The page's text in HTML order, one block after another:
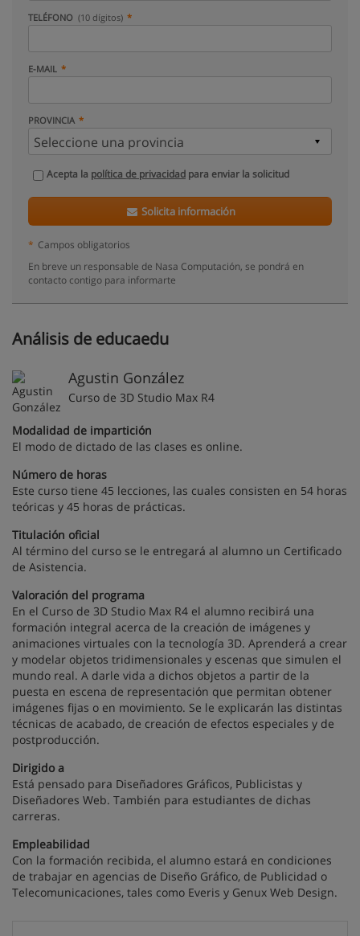
TELÉFONO (10 dígitos)
E-MAIL
PROVINCIA
Acepta la política de privacidad para enviar la solicitud
Solicita información
* Campos obligatorios
En breve un responsable de Nasa Computación, se pondrá en
contacto contigo para informarte
Análisis de educaedu
Agustin González
Curso de 3D Studio Max R4
Modalidad de impartición
El modo de dictado de las clases es online.
Número de horas
Este curso tiene 45 lecciones, las cuales consisten en 54 horas
teóricas y 45 horas de prácticas.
Titulación oficial
Al término del curso se le entregará al alumno un Certificado
de Asistencia.
Valoración del programa
En el Curso de 3D Studio Max R4 el alumno recibirá una
formación integral acerca de la creación de imágenes y
animaciones virtuales con la tecnología 3D. Aprenderá a crear
y modelar objetos tridimensionales y escenas que simulen el
mundo real. A darle vida a dichos objetos a partir de la
puesta en escena de representación que permitan obtener
imágenes fijas o en movimiento. Se le explicarán las distintas
técnicas de acabado, de creación de efectos especiales y de
postproducción.
Dirigido a
Está pensado para Diseñadores Gráficos, Publicistas y
Diseñadores Web. También para estudiantes de dichas
carreras.
Empleabilidad
Con la formación recibida, el alumno estará en condiciones
de trabajar en agencias de Diseño Gráfico, de Publicidad o
Telecomunicaciones, tales como Everis y Genux Web Design.